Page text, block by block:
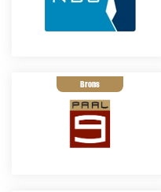
Brons